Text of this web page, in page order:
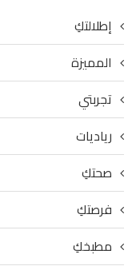
إطلالتكِ
المميزة
تجربتي
رياديات
صحتكِ
فرصتكِ
مطبخكِ